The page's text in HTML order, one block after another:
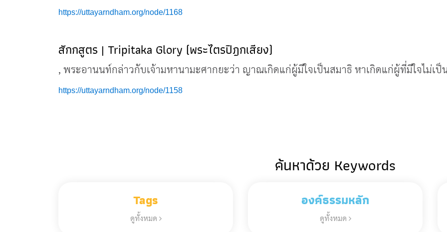
https://uttayarndham.org/node/1168
สักกสูตร | Tripitaka Glory (พระไตรปิฎกเสียง)
, พระอานนท์กล่าวกับเจ้ามหานามะศากยะว่า ญาณเกิดแก่ผู้มีใจเป็นสมาธิ หาเกิดแก่ผู้ที่มีใจไม่เป็
https://uttayarndham.org/node/1158
ค้นหาด้วย Keywords
Tags
ดูทั้งหมด
องค์ธรรมหลัก
ดูทั้งหมด